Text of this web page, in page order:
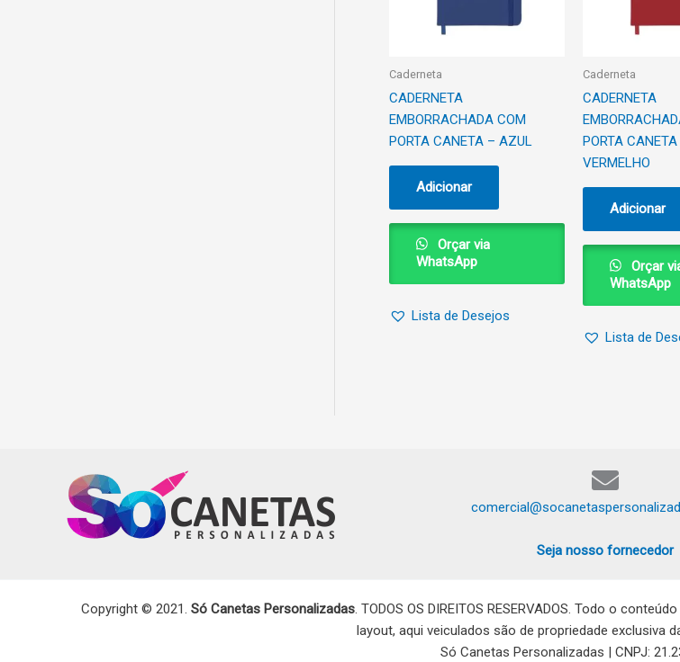
Caderneta
CADERNETA
EMBORRACHADA COM
PORTA CANETA – AZUL
Adicionar
Orçar via
WhatsApp
Lista de Desejos
Caderneta
CADERNETA
PORTA
VERMELHO
Adicionar
Orçar
WhatsApp
Lista de
Seja nosso fornecedor
Copyright © 2021. Só Canetas Personalizadas. TODOS OS DIREITOS RESERVADOS. Todo o
layout, aqui veiculados são de propriedade exclusiva
Só Canetas Personalizadas | CNPJ: